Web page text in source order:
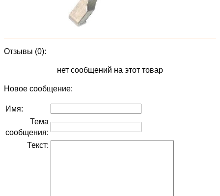
Отзывы (0):
нет сообщений на этот товар
Новое сообщение:
Имя:
Тема
сообщения:
Текст: